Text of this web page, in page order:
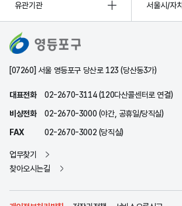
유관기관 서울시/자
[07260] 서울 영등포구 당산로 123 (당산동3가)
대표전화
02-2670-3114 (120다산콜센터로 연결)
비상전화
02-2670-3000 (야간, 공휴일/당직실)
FAX
02-2670-3002 (당직실)
업무찾기
찾아오시는길